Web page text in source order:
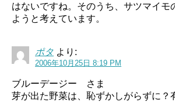
はないですね。そのうち、サツマイモ
ようと考えています。
ポタ より:
2006年10月25日 8:19 PM
ブルーデージー さま
芽が出た野菜は、恥ずかしがらずに？